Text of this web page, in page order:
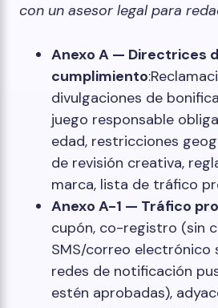
con un asesor legal para
Anexo A — Directrices
cumplimiento
divulgaciones de
juego responsable
edad, restricciones
de revisión creativa,
marca, lista de tráfico
Anexo A-1 — Tráfico
cupón, co-registro (sin
SMS/correo electrónico
redes de notificación
estén aprobadas),